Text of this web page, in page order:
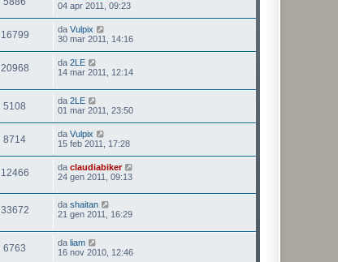
04 apr 2011, 09:23
16799 da Vulpix
30 mar 2011, 14:16
20968 da 2LE
14 mar 2011, 12:14
5108 da 2LE
01 mar 2011, 23:50
8714 da Vulpix
15 feb 2011, 17:28
12466 da claudiabiker
24 gen 2011, 09:13
33672 da shaitan
21 gen 2011, 16:29
6763 da liam
16 nov 2010, 12:46